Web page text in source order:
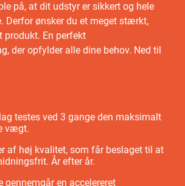
på, at dit udstyr er sikkert og hele
Derfor ønsker du et meget stærkt,
produkt. En perfekt
der opfylder alle dine behov. Ned til
testes ved 3 gange den maksimalt
vægt.
af høj kvalitet, som får beslaget til at
År efter år.
gennemgår en accelereret